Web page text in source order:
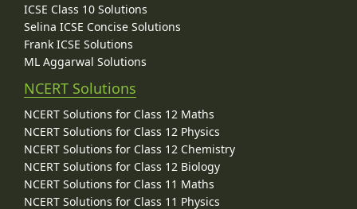
ICSE Class 10 Solutions
Selina ICSE Concise Solutions
Frank ICSE Solutions
ML Aggarwal Solutions
NCERT Solutions
NCERT Solutions for Class 12 Maths
NCERT Solutions for Class 12 Physics
NCERT Solutions for Class 12 Chemistry
NCERT Solutions for Class 12 Biology
NCERT Solutions for Class 11 Maths
NCERT Solutions for Class 11 Physics